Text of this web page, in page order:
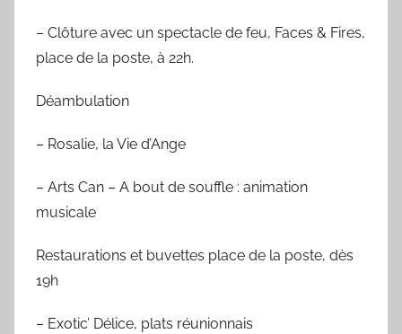
– Clôture avec un spectacle de feu, Faces & Fires,
place de la poste, à 22h.
Déambulation
– Rosalie, la Vie d’Ange
– Arts Can – A bout de souffle : animation
musicale
Restaurations et buvettes place de la poste, dès
19h
– Exotic’ Délice, plats réunionnais